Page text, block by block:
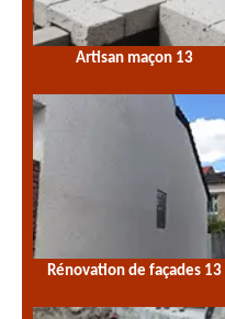
Artisan maçon 13
Rénovation de façades 13